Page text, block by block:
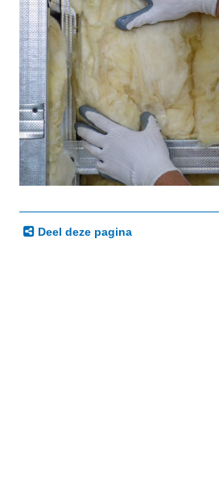
Deel deze pagina